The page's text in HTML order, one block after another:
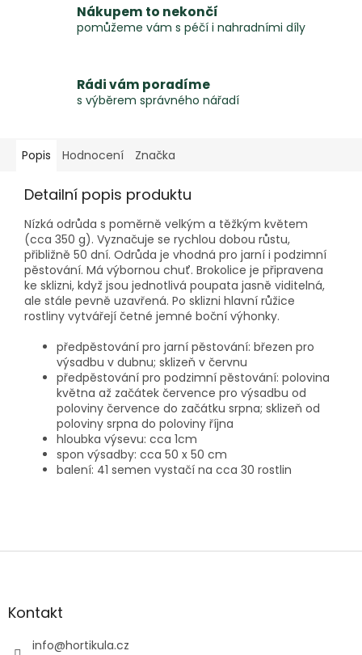
Nákupem to nekončí
pomůžeme vám s péčí i nahradními díly
Rádi vám poradíme
s výběrem správného nářadí
Popis Hodnocení Značka
Detailní popis produktu
Nízká odrůda s poměrně velkým a těžkým květem
(cca 350 g). Vyznačuje se rychlou dobou růstu,
přibližně 50 dní. Odrůda je vhodná pro jarní i podzimní
pěstování. Má výbornou chuť. Brokolice je připravena
ke sklizni, když jsou jednotlivá poupata jasně viditelná,
ale stále pevně uzavřená. Po sklizni hlavní růžice
rostliny vytvářejí četné jemné boční výhonky.
předpěstování pro jarní pěstování: březen pro
výsadbu v dubnu; sklizeň v červnu
předpěstování pro podzimní pěstování: polovina
května až začátek července pro výsadbu od
poloviny července do začátku srpna; sklizeň od
poloviny srpna do poloviny října
hloubka výsevu: cca 1cm
spon výsadby: cca 50 x 50 cm
balení: 41 semen vystačí na cca 30 rostlin
Z
aKontakt
info@hortikula.cz